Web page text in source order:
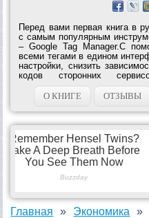
Перед вами первая книга в
с самым популярным
– Google Tag Manager.С
всеми тегами в едином
настройки, снизить
кодов сторонних
производительность путем
также предотвратить...
О КНИГЕ ОТЗЫВЫ
Главная Экономика